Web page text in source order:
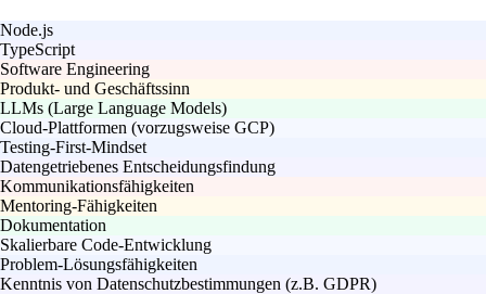
Node.js
TypeScript
Software Engineering
Produkt- und Geschäftssinn
LLMs (Large Language Models)
Cloud-Plattformen (vorzugsweise GCP)
Testing-First-Mindset
Datengetriebenes Entscheidungsfindung
Kommunikationsfähigkeiten
Mentoring-Fähigkeiten
Dokumentation
Skalierbare Code-Entwicklung
Problem-Lösungsfähigkeiten
Kenntnis von Datenschutzbestimmungen (z.B. GDPR)